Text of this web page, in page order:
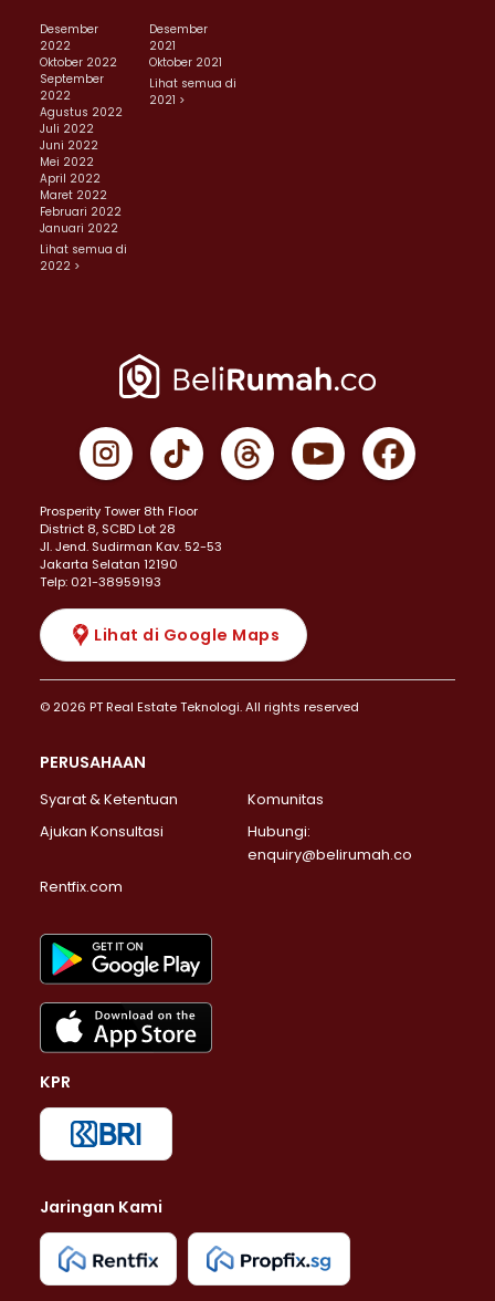
Desember
2022
Oktober 2022
September
2022
Agustus 2022
Juli 2022
Juni 2022
Mei 2022
April 2022
Maret 2022
Februari 2022
Januari 2022
Lihat semua di
2022 >
Desember
2021
Oktober 2021
Lihat semua di
2021 >
Prosperity Tower 8th Floor
District 8, SCBD Lot 28
JI. Jend. Sudirman Kav. 52-53
Jakarta Selatan 12190
Telp: 021-38959193
Lihat di Google Maps
© 2026 PT Real Estate Teknologi. All rights reserved
PERUSAHAAN
Syarat & Ketentuan
Komunitas
Ajukan Konsultasi
Hubungi:
enquiry@belirumah.co
Rentfix.com
KPR
Jaringan Kami